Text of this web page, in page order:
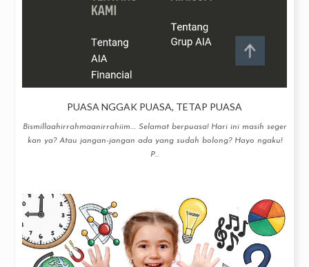
PUASA NGGAK PUASA, TETAP PUASA
Bismillaahirrahmaanirrahiim.... Selamat berpuasa! Hari ini masih seger
kan ya? Atau jangan-jangan ada yang sudah bolong? Hayo ngaku!
P...